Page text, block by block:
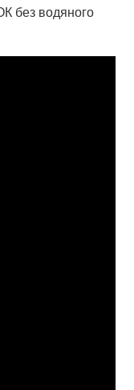
водяного